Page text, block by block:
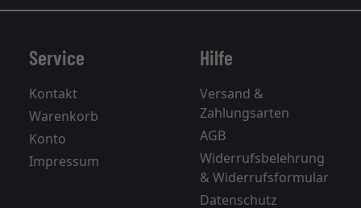
Service
Kontakt
Warenkorb
Konto
Impressum
Hilfe
Versand &
Zahlungsarten
AGB
Widerrufsbelehrung
& Widerrufsformular
Datenschutz